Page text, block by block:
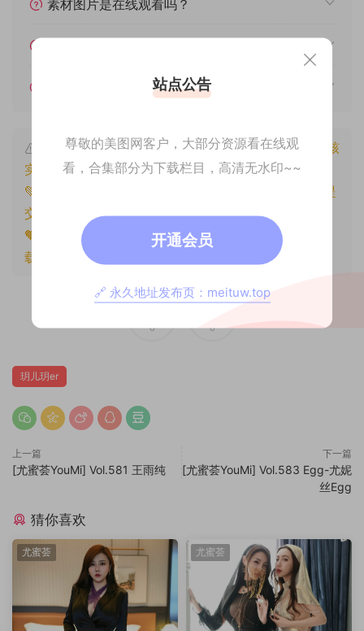
素材图片是在线观看吗？
遇见其他问题怎么办？
本文资源仅供个人参考学习，请勿批量搬运，一经核
实将封禁账号权限！
💚本文资源均来源网友分享，若侵犯了您的权益可以提
交工单处理。
🧡原文链接：
https://www.znjxg.com/682.html
载请注明出处。
0 0
玥儿玥er
上一篇
[尤蜜荟YouMi] Vol.581 王雨纯
下一篇
[尤蜜荟YouMi] Vol.583 Egg-尤妮
丝Egg
猜你喜欢
尤蜜荟 尤蜜荟
站点公告
尊敬的美图网客户，大部分资源看在线观
看，合集部分为下载栏目，高清无水印~~
开通会员
🔗 永久地址发布页：meituw.top